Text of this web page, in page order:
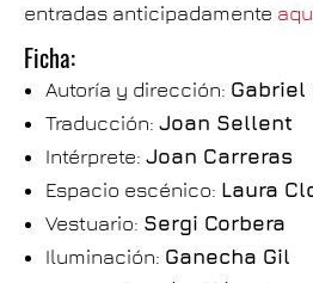
entradas anticipadamente
Ficha:
Autoría y dirección: Gabriel
Traducción: Joan Sellent
Intérprete: Joan Carreras
Espacio escénico: Laura
Vestuario: Sergi Corbera
Iluminación: Ganecha Gil